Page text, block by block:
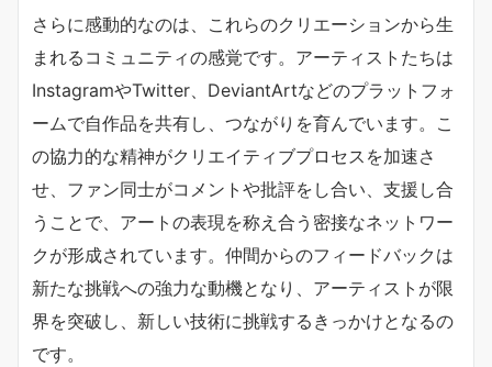
さらに感動的なのは、これらのクリエーションから生
まれるコミュニティの感覚です。アーティストたちは
InstagramやTwitter、DeviantArtなどのプラットフォ
ームで自作品を共有し、つながりを育んでいます。こ
の協力的な精神がクリエイティブプロセスを加速さ
せ、ファン同士がコメントや批評をし合い、支援し合
うことで、アートの表現を称え合う密接なネットワー
クが形成されています。仲間からのフィードバックは
新たな挑戦への強力な動機となり、アーティストが限
界を突破し、新しい技術に挑戦するきっかけとなるの
です。